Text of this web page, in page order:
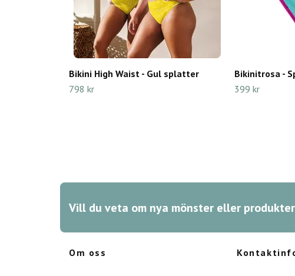
Bikini High Waist - Gul splatter
798 kr
Bikinitrosa -
399 kr
Vill du veta om nya mönster eller
Om oss